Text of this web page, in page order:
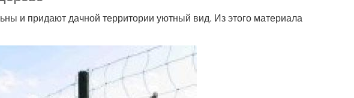
и придают дачной территории уютный вид. Из этого материала